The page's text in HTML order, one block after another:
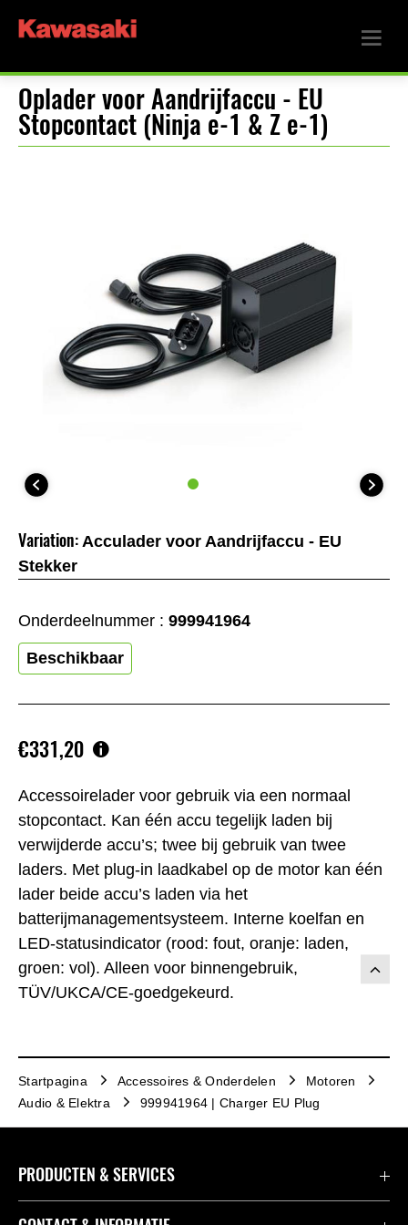
Oplader voor Aandrijfaccu - EU
Stopcontact (Ninja e-1 & Z e-1)
Accessoirelader voor gebruik via een normaal
stopcontact. Kan één accu tegelijk laden bij
verwijderde accu’s; twee bij gebruik van twee
laders. Met plug-in laadkabel op de motor kan één
lader beide accu’s laden via het
batterijmanagementsysteem. Interne koelfan en
LED-statusindicator (rood: fout, oranje: laden,
groen: vol). Alleen voor binnengebruik,
TÜV/UKCA/CE-goedgekeurd.
€331,20
Variation: Acculader voor Aandrijfaccu - EU
Stekker
Onderdeelnummer : 999941964
Beschikbaar
Startpagina Accessoires & Onderdelen
Motoren
Audio & Elektra
999941964 | Charger EU Plug
PRODUCTEN & SERVICES